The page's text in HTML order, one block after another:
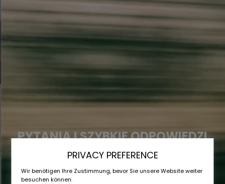
PYTANIA I SZYBKIE ODPOWIEDZI
PRIVACY PREFERENCE
Wir benötigen Ihre Zustimmung, bevor Sie unsere Website weiter
besuchen können.